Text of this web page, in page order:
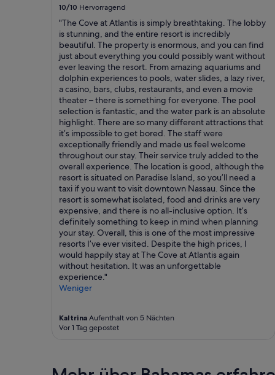
t
n
n
i
n
g
,
a
n
t
h
e
e
n
t
r
e
r
e
können
zusätzliche
Bedingungen
gelten.
10/10 Hervorragend
"The Cove at Atlantis is simply breathtaking. The lobby
is stunning, and the entire resort is incredibly
beautiful. The property is enormous, and you can find
just about everything you could possibly want without
ever leaving the resort. From amazing aquariums and
dolphin experiences to pools, water slides, a lazy river,
a casino, bars, clubs, restaurants, and even a movie
theater – there is something for everyone. The pool
selection is fantastic, and the water park is an absolute
highlight. There are so many different attractions that
it’s impossible to get bored. The staff were
exceptionally friendly and made us feel welcome
throughout our stay. Their service truly added to the
overall experience. The location is good, although the
resort is situated on Paradise Island, so you’ll need a
taxi if you want to visit downtown Nassau. Since the
resort is somewhat isolated, food and drinks are very
expensive, and there is no all-inclusive option. It’s
definitely something to keep in mind when planning
your stay. Overall, this is one of the most impressive
resorts I’ve ever visited. Despite the high prices, I
would happily stay at The Cove at Atlantis again
without hesitation. It was an unforgettable
experience."
Weniger
Kaltrina Aufenthalt von 5 Nächten
Vor 1 Tag gepostet